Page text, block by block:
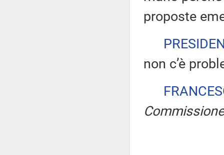
proposte
non c’è
Commissione